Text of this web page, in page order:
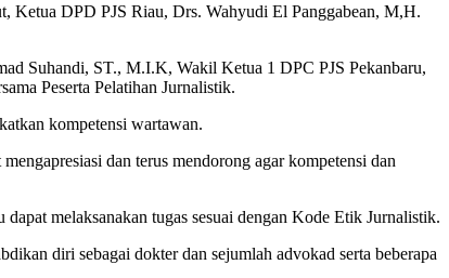
Ketua DPD PJS Riau, Drs. Wahyudi El Panggabean, M,H.
Suhandi, ST., M.I.K, Wakil Ketua 1 DPC PJS Pekanbaru,
Peserta Pelatihan Jurnalistik.
kompetensi wartawan.
dan terus mendorong agar kompetensi dan
melaksanakan tugas sesuai dengan Kode Etik Jurnalistik.
diri sebagai dokter dan sejumlah advokad serta beberapa